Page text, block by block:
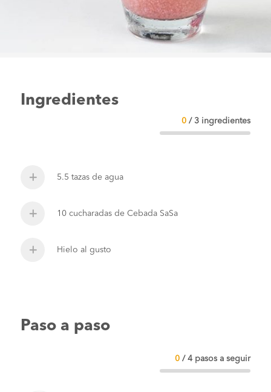
Ingredientes
0 /3 ingredientes
5.5 tazas de agua
10 cucharadas de Cebada SaSa
Hielo al gusto
Paso a paso
0 /4 pasos a seguir